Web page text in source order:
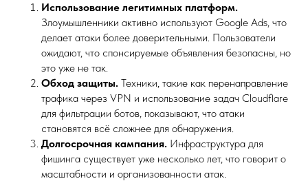
Использование легитимных платформ.
Злоумышленники активно используют Google Ads, что
делает атаки более доверительными. Пользователи
ожидают, что спонсируемые объявления безопасны, но
это уже не так.
Обход защиты. Техники, такие как перенаправление
трафика через VPN и использование задач Cloudflare
для фильтрации ботов, показывают, что атаки
становятся всё сложнее для обнаружения.
Долгосрочная кампания. Инфраструктура для
фишинга существует уже несколько лет, что говорит о
масштабности и организованности атак.